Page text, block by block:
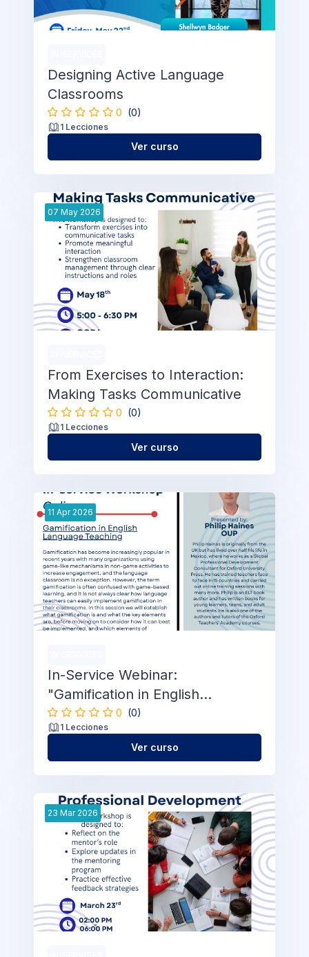
Designing Active Language
Classrooms
0 (0)
1 Lecciones
Ver curso
07 May 2026
From Exercises to Interaction:
Making Tasks Communicative
0 (0)
1 Lecciones
Ver curso
11 Apr 2026
In-Service Webinar:
"Gamification in English
Language Teaching"
0 (0)
1 Lecciones
Ver curso
23 Mar 2026